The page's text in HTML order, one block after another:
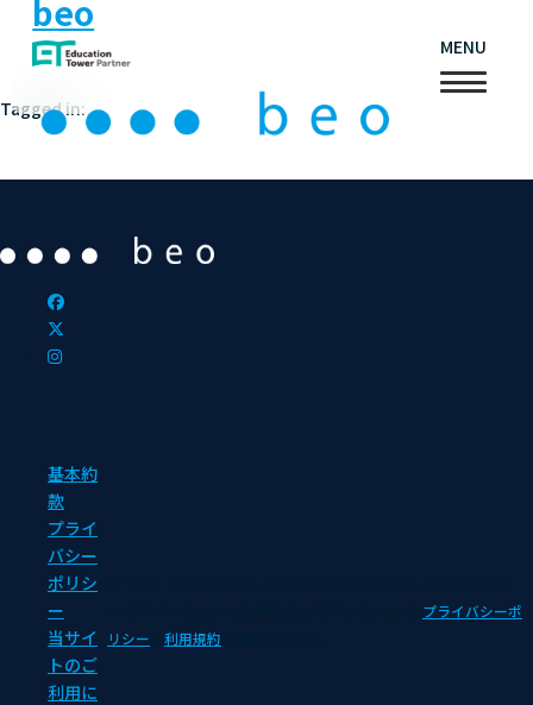
beo
MENU
Tagged in:
基本約
款
プライ
バシー
ポリシ
ー
当サイ
トのご
利用に
プライバシーポ
リシー
利用規約